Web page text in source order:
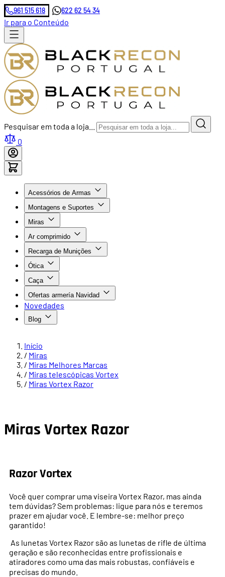
961 515 618 622 62 54 34
Ir para o Conteúdo
Pesquisar em toda a loja...
0
Acessórios de Armas
Montagens e Suportes
Miras
Ar comprimido
Recarga de Munições
Ótica
Caça
Ofertas armería Navidad
Novedades
Blog
Início
/ Miras
/ Miras Melhores Marcas
/ Miras telescópicas Vortex
/ Miras Vortex Razor
Miras Vortex Razor
Razor Vortex
Você quer comprar uma viseira Vortex Razor, mas ainda
tem dúvidas? Sem problemas: ligue para nós e teremos
prazer em ajudar você. E lembre-se: melhor preço
garantido!
As lunetas Vortex Razor são as lunetas de rifle de última
geração e são reconhecidas entre profissionais e
atiradores como uma das mais robustas, confiáveis e
precisas do mundo.